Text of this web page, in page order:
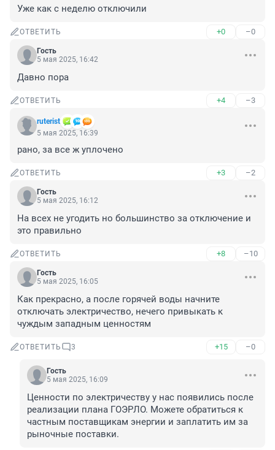
Уже как с неделю отключили
ОТВЕТИТЬ +0 –0
Гость
5 мая 2025, 16:42
Давно пора
ОТВЕТИТЬ +4 –3
ruterist
5 мая 2025, 16:39
рано, за все ж уплочено
ОТВЕТИТЬ +3 –2
Гость
5 мая 2025, 16:12
На всех не угодить но большинство за отключение и
это правильно
ОТВЕТИТЬ +8 –10
Гость
5 мая 2025, 16:05
Как прекрасно, а после горячей воды начните
отключать электричество, нечего привыкать к
чуждым западным ценностям
ОТВЕТИТЬ 3 +15 –0
Гость
5 мая 2025, 16:09
Ценности по электричеству у нас появились после
реализации плана ГОЭРЛО. Можете обратиться к
частным поставщикам энергии и заплатить им за
рыночные поставки.